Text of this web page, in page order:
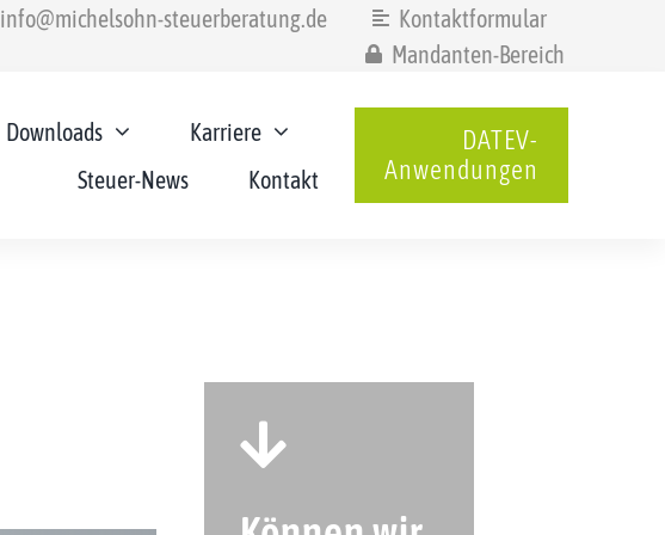
info@michelsohn-steuerberatung.de
Kontaktformular
Mandanten-Bereich
Downloads
Karriere
Steuer-News
Kontakt
DATEV-
Anwendungen